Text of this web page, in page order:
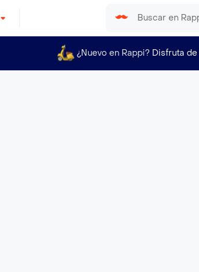
¿Nuevo en Rappi? Disfruta de